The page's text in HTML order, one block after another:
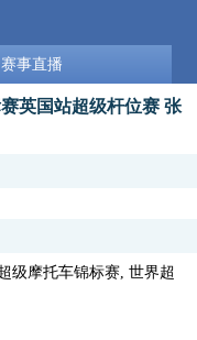
赛事直播
英国站超级杆位赛 张
级摩托车锦标赛, 世界超